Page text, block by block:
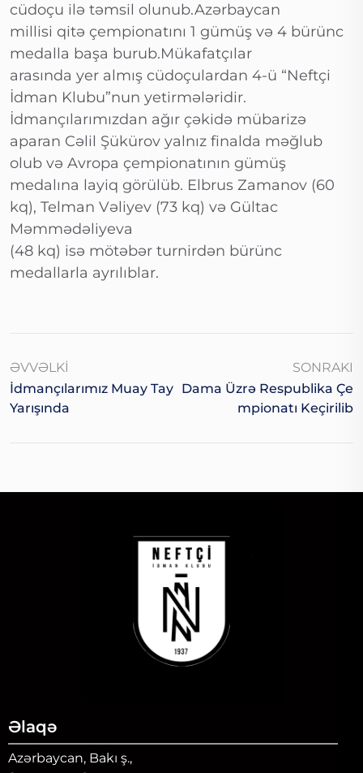
cüdoçu ilə təmsil olunub.Azərbaycan
millisi qitə çempionatını 1 gümüş və 4 bürünc
medalla başa burub.Mükafatçılar
arasında yer almış cüdoçulardan 4-ü “Neftçi
İdman Klubu”nun yetirmələridir.
İdmançılarımızdan ağır çəkidə mübarizə
aparan Cəlil Şükürov yalnız finalda məğlub
olub və Avropa çempionatının gümüş
medalına layiq görülüb. Elbrus Zamanov (60
kq), Telman Vəliyev (73 kq) və Gültac
Məmmədəliyeva
(48 kq) isə mötəbər turnirdən bürünc
medallarla ayrılıblar.
ƏVVƏLKI
İdmançılarımız Muay Tay
Yarışında
SONRAKI
Dama Üzrə Respublika Çe
Mpionatı Keçirilib
Əlaqə
Azərbaycan, Bakı ş.,